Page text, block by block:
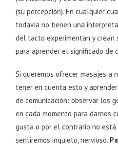
(su percepción). En cualquier
todavía no tienen una
del tacto experimentan y crean
para aprender el significado de
Si queremos ofrecer masajes a
tener en cuenta esto y
de comunicación: observar los
en cada momento para darnos
gusta o por el contrario no está
sentiremos inquieto, nervioso.